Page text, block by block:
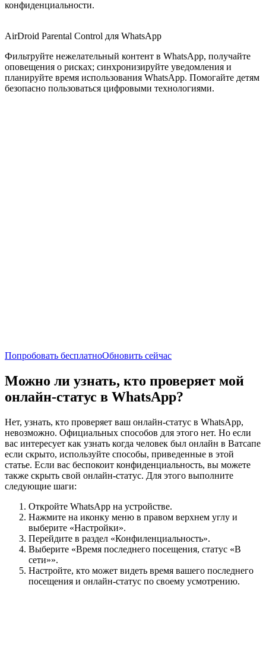
конфиденциальности.
AirDroid Parental Control для WhatsApp
Фильтруйте нежелательный контент в WhatsApp, получайте
оповещения о рисках; синхронизируйте уведомления и
планируйте время использования WhatsApp. Помогайте детям
безопасно пользоваться цифровыми технологиями.
Попробовать бесплатноОбновить сейчас
Можно ли узнать, кто проверяет мой
онлайн-статус в WhatsApp?
Нет, узнать, кто проверяет ваш онлайн-статус в WhatsApp,
невозможно. Официальных способов для этого нет. Но если
вас интересует как узнать когда человек был онлайн в Ватсапе
если скрыто, используйте способы, приведенные в этой
статье. Если вас беспокоит конфиденциальность, вы можете
также скрыть свой онлайн-статус. Для этого выполните
следующие шаги:
Откройте WhatsApp на устройстве.
Нажмите на иконку меню в правом верхнем углу и
выберите «Настройки».
Перейдите в раздел «Конфиленциальность».
Выберите «Время последнего посещения, статус «В
сети»».
Настройте, кто может видеть время вашего последнего
посещения и онлайн-статус по своему усмотрению.